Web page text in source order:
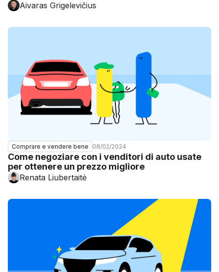
Aivaras Grigelevičius
Comprare e vendere bene 08/02/2024
Come negoziare con i venditori di auto usate
per ottenere un prezzo migliore
Renata Liubertaitė